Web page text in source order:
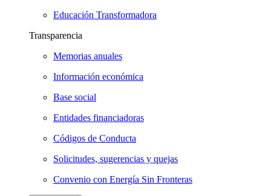
Educación Transformadora
Transparencia
Memorias anuales
Información económica
Base social
Entidades financiadoras
Códigos de Conducta
Solicitudes, sugerencias y quejas
Convenio con Energía Sin Fronteras